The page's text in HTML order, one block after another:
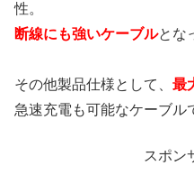
性。
断線にも強いケーブルとな
その他製品仕様として、 最
急速充電も可能なケーブル
スポン